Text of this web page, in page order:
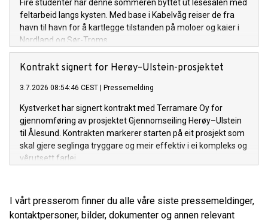
Fire studenter har denne sommeren byttet ut lesesalen med
feltarbeid langs kysten. Med base i Kabelvåg reiser de fra
havn til havn for å kartlegge tilstanden på moloer og kaier i
Nordland og Sør-Troms.
Kontrakt signert for Herøy–Ulstein-prosjektet
3.7.2026 08:54:46 CEST | Pressemelding
Kystverket har signert kontrakt med Terramare Oy for
gjennomføring av prosjektet Gjennomseiling Herøy–Ulstein
til Ålesund. Kontrakten markerer starten på eit prosjekt som
skal gjere seglinga tryggare og meir effektiv i ei kompleks og
vêrutsett farlei.
I vårt presserom finner du alle våre siste pressemeldinger,
kontaktpersoner, bilder, dokumenter og annen relevant